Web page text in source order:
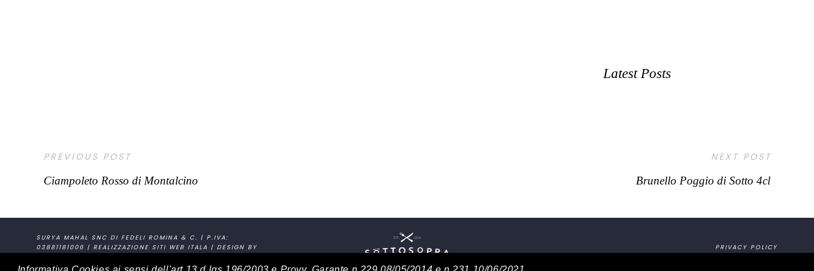
Latest Posts
PREVIOUS POST
Ciampoleto Rosso di Montalcino
NEXT POST
Brunello Poggio di Sotto 4cl
SURYA MAHAL SNC DI FEDELI ROMINA & C. | P.IVA:
03881181006 | REALIZZAZIONE SITI WEB ITALA
| DESIGN BY
PRIVACY POLICY